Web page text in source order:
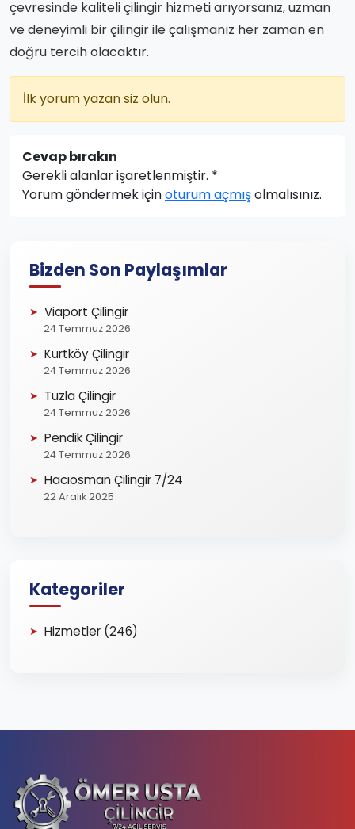
çevresinde kaliteli çilingir hizmeti arıyorsanız, uzman
ve deneyimli bir çilingir ile çalışmanız her zaman en
doğru tercih olacaktır.
İlk yorum yazan siz olun.
Cevap bırakın
Gerekli alanlar işaretlenmiştir. *
Yorum göndermek içinoturum açmışolmalısınız.
Bizden Son Paylaşımlar
Viaport Çilingir
24 Temmuz 2026
Kurtköy Çilingir
24 Temmuz 2026
Tuzla Çilingir
24 Temmuz 2026
Pendik Çilingir
24 Temmuz 2026
Hacıosman Çilingir 7/24
22 Aralık 2025
Kategoriler
Hizmetler (246)